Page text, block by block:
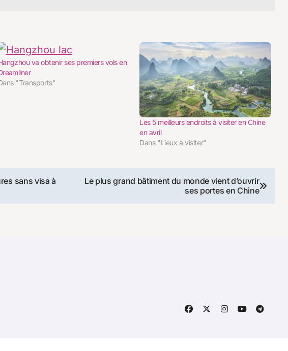
va obtenir ses premiers vols en
"Transports"
Les 5 meilleurs endroits à visiter en Chine
en avril
Dans "Lieux à visiter"
sans visa à
Le plus grand bâtiment du monde vient d’ouvrir
ses portes en Chine